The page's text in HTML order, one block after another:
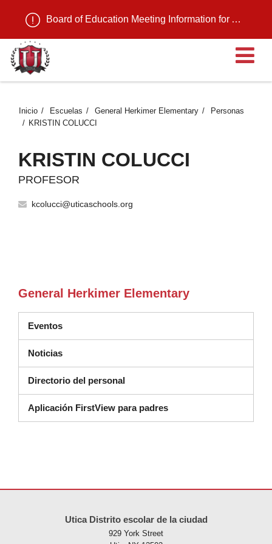
Board of Education Meeting Information for August 11, 2026
Inicio Escuelas General Herkimer Elementary
Personas
KRISTIN COLUCCI
KRISTIN COLUCCI
PROFESOR
kcolucci@uticaschools.org
General Herkimer Elementary
Eventos
Noticias
Directorio del personal
Aplicación FirstView para padres
Utica Distrito escolar de la ciudad
929 York Street